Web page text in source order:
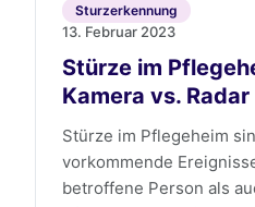
Sturzerkennung
13. Februar 2023
Stürze im
Kamera vs. Radar
Stürze im Pflegeheim
vorkommende
betroffene Person als